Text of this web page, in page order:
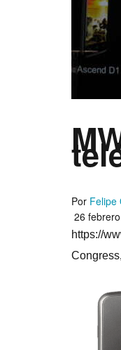
Por Felipe
26
https://